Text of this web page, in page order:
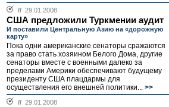
// 29.01.2008
США предложили Туркмении аудит
И поставили Центральную Азию на «дорожную
карту»
Пока одни американские сенаторы сражаются
за право стать хозяином Белого Дома, другие
сенаторы вместе с военными далеко за
пределами Америки обеспечивают будущему
президенту США плацдармы для
осуществления его внешней политики... >>
// 29.01.2008